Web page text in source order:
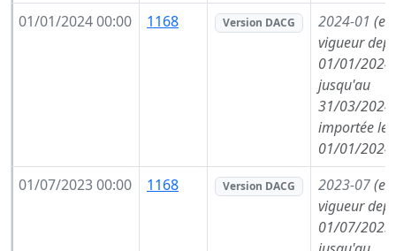
01/01/2024 00:00
1168 Version DACG 2024-01 (en
vigueur
01/01/2024,
jusqu'au
31/03/2024,
importée le
01/01/2024)
01/07/2023 00:00
1168 Version DACG 2023-07(en
vigueur
01/07/2023,